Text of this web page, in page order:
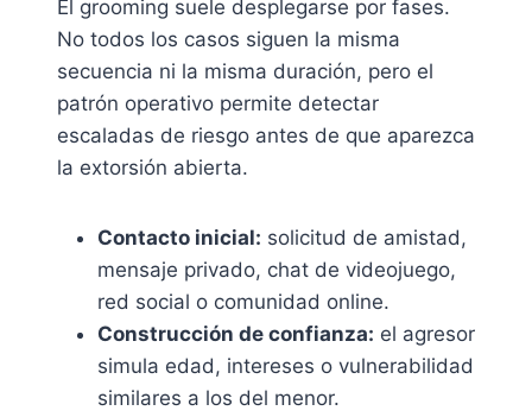
El grooming suele desplegarse por fases.
No todos los casos siguen la misma
secuencia ni la misma duración, pero el
patrón operativo permite detectar
escaladas de riesgo antes de que aparezca
la extorsión abierta.
Contacto inicial: solicitud de amistad,
mensaje privado, chat de videojuego,
red social o comunidad online.
Construcción de confianza: el agresor
simula edad, intereses o vulnerabilidad
similares a los del menor.